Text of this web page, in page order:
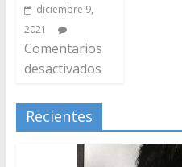
diciembre 9,
2021
Comentarios
desactivados
Recientes